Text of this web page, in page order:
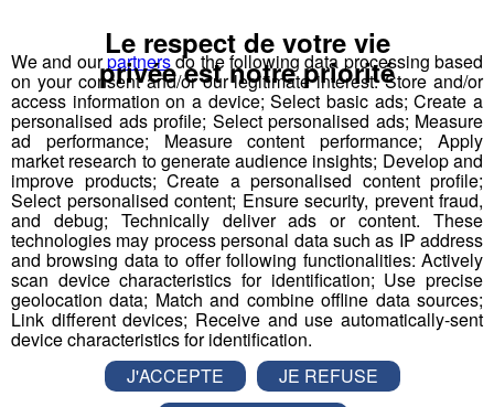
Et puis hier, à Grenoble, une trentaine de
personnes ont manifesté pour réclamer
l’interdiction de la chasse le dimanche.Vêtus de
gilets jaune fluo, elles ont, elles aussi, rendu hommage au
VTTiste.
De son côté, l’enquête, elle, continue. L’auteur du tir
mortel, toujours hospitalisé en état de choc, devrait enfin
pouvoir être entendu par les enquêteurs. Son avocat, lui,
a pris la parole. Il assure que son client a bien vu un
sanglier, et qu’il n’a pas tiré à l’aveugle.
We and ourpartnersdo the following data processing based
on your consent and/or our legitimate interest: Store and/or
access information on a device; Select basic ads; Create a
personalised ads profile; Select personalised ads; Measure
ad performance; Measure content performance; Apply
market research to generate audience insights; Develop and
improve products; Create a personalised content profile;
Select personalised content; Ensure security, prevent fraud,
and debug; Technically deliver ads or content. These
technologies may process personal data such as IP address
and browsing data to offer following functionalities: Actively
scan device characteristics for identification; Use precise
geolocation data; Match and combine offline data sources;
Link different devices; Receive and use automatically-sent
device characteristics for identification.
Le respect de votre vie
privée est notre priorité
J'ACCEPTE
JE REFUSE